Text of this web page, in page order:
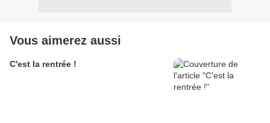
Vous aimerez aussi
C'est la rentrée !